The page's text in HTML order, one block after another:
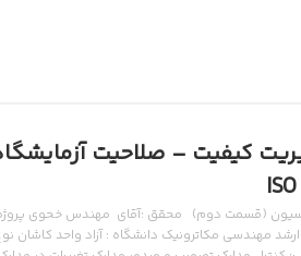
کیفیت – صلاحیت
(قسمت دوم) محقق :آقای مهندس خحوی